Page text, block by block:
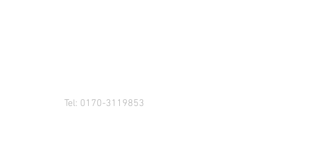
Tel: 0170-3119853